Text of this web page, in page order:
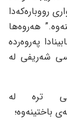
رووباره‌که‌دا
هه‌روه‌ها
په‌روه‌رده‌
شه‌ریفی له‌
تره‌ له‌
باختینه‌وه‌؛